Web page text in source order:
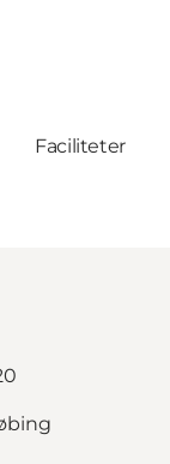
Faciliteter